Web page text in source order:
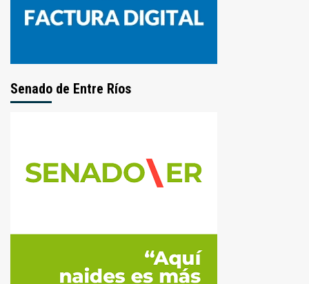
Senado de Entre Ríos